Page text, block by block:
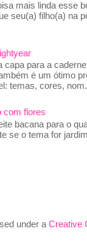
mais linda esse
seu(a) filho(a) na
capa para a
é um ótimo
temas, cores,
com flores
bacana para o
se o tema for
under a Creative